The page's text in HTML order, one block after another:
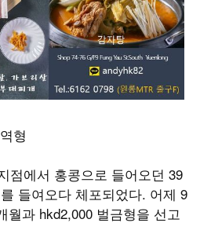
형
점에서 홍콩으로 들어오던 39
들여오다 체포되었다. 어제 9
월과 hkd2,000 벌금형을 선고